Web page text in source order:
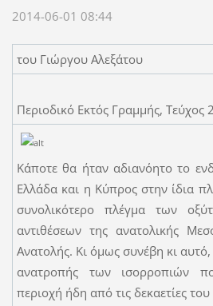
2014-06-01 08:44
του Γιώργου Αλεξάτου
Περιοδικό Εκτός Γραμμής,
Κάποτε θα ήταν αδιανόητο το
Ελλάδα και η Κύπρος στην ίδια
συνολικότερο πλέγμα των
αντιθέσεων της ανατολικής
Ανατολής. Κι όμως συνέβη κι
ανατροπής των ισορροπιών
περιοχή ήδη από τις δεκαετίες